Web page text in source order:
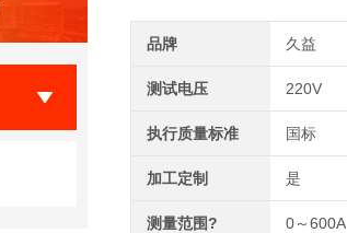
品牌 久益
测试电压 220V
执行质量标准 国标
加工定制 是
测量范围? 0～600A